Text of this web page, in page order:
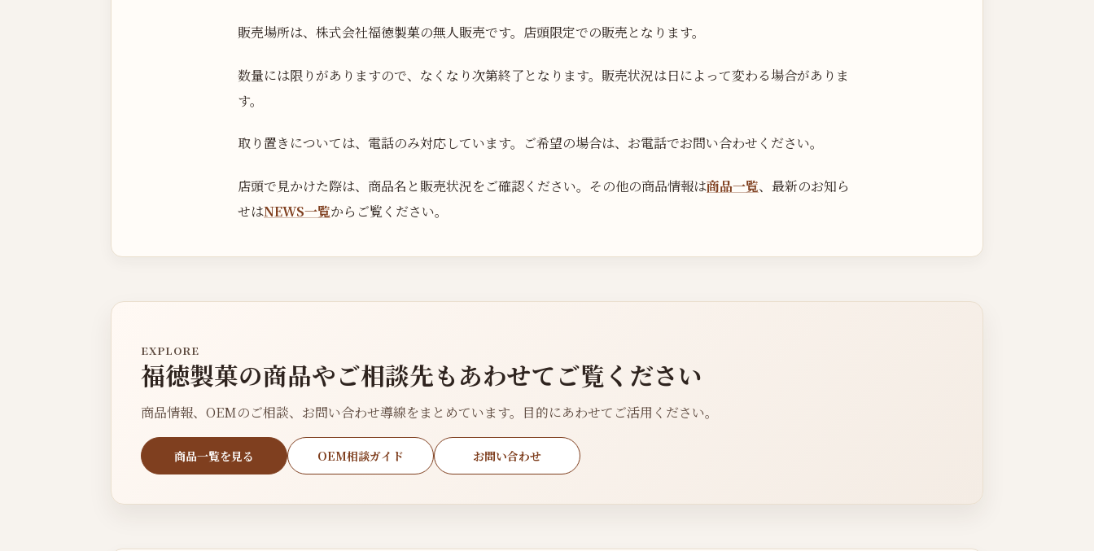
販売場所は、株式会社福徳製菓の無人販売です。店頭限定での販売となります。
数量には限りがありますので、なくなり次第終了となります。販売状況は日によって変わる場合がありま
す。
取り置きについては、電話のみ対応しています。ご希望の場合は、お電話でお問い合わせください。
店頭で見かけた際は、商品名と販売状況をご確認ください。その他の商品情報は商品一覧、最新のお知ら
せはNEWS一覧からご覧ください。
EXPLORE
福徳製菓の商品やご相談先もあわせてご覧ください
商品情報、OEMのご相談、お問い合わせ導線をまとめています。目的にあわせてご活用ください。
商品一覧を見る OEM相談ガイド お問い合わせ